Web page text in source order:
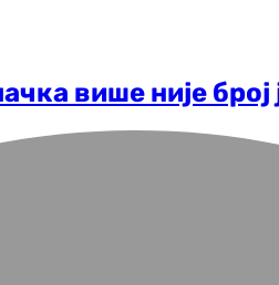
више није број